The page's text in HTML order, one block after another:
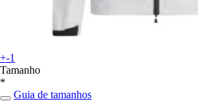
+-1
Tamanho
*
Guia de tamanhos